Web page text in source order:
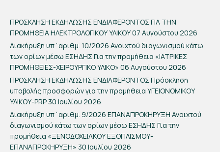
ΠΡΟΣΚΛΗΣΗ ΕΚΔΗΛΩΣΗΣ ΕΝΔΙΑΦΕΡΟΝΤΟΣ ΓΙΑ ΤΗΝ
ΠΡΟΜΗΘΕΙΑ ΗΛΕΚΤΡΟΛΟΓΙΚΟΥ ΥΛΙΚΟΥ07 Αυγούστου 2026
Διακήρυξη υπ΄αριθμ. 10/2026 Ανοιχτού διαγωνισμού κάτω
των ορίων μέσω ΕΣΗΔΗΣ Για την προμήθεια «ΙΑΤΡΙΚΕΣ
ΠΡΟΜΗΘΕΙΕΣ-ΧΕΙΡΟΥΡΓΙΚΟ ΥΛΙΚΟ» 06 Αυγούστου 2026
ΠΡΟΣΚΛΗΣΗ ΕΚΔΗΛΩΣΗΣ ΕΝΔΙΑΦΕΡΟΝΤΟΣ Πρόσκληση
υποβολής προσφορών για την προμήθεια ΥΓΕΙΟΝΟΜΙΚΟΥ
ΥΛΙΚΟΥ-PRP 30 Ιουλίου 2026
Διακήρυξη υπ΄αριθμ. 9/2026 ΕΠΑΝΑΠΡΟΚΗΡΥΞΗ Ανοιχτού
διαγωνισμού κάτω των ορίων μέσω ΕΣΗΔΗΣ Για την
προμήθεια «ΞΕΝΟΔΟΧΕΙΑΚΟΥ ΕΞΟΠΛΙΣΜΟΥ-
ΕΠΑΝΑΠΡΟΚΗΡΥΞΗ» 30 Ιουλίου 2026